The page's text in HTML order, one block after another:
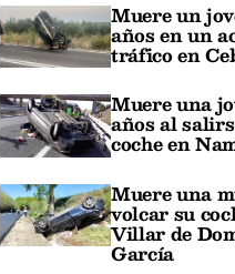
Muere un
años en un
tráfico en
Muere una
años al
coche en
Muere una
volcar su
Villar de
García